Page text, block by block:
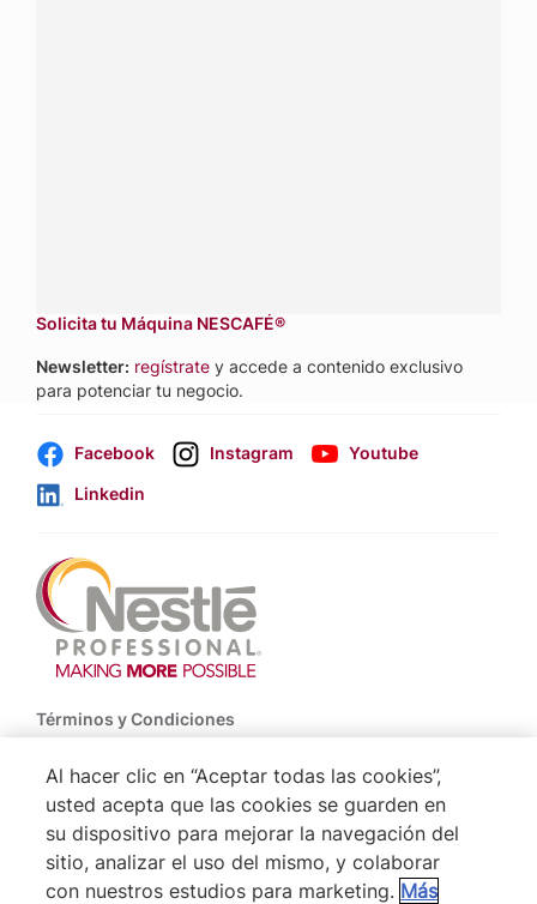
Solicita tu Máquina NESCAFÉ®
Newsletter: regístrate y accede a contenido exclusivo
para potenciar tu negocio.
Facebook Instagram
Youtube
Linkedin
Footer
Términos y Condiciones
Politica De Privacidad NESTLÉ
Mapa del Sitio
Al hacer clic en “Aceptar todas las cookies”,
usted acepta que las cookies se guarden en
su dispositivo para mejorar la navegación del
sitio, analizar el uso del mismo, y colaborar
con nuestros estudios para marketing. Más